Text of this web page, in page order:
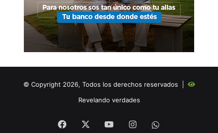
© Copyright 2026, Todos los derechos reservados |
Revelando verdades
Facebook YouTubeInstagram